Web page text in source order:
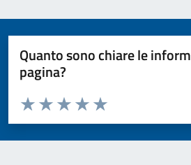
Quanto sono chiare le
pagina?
Valuta da 1 a 5 stelle la pagina
Valuta 5 stelle su 5
Valuta 4 stelle su 5
Valuta 3 stelle su 5
Valuta 2 stelle su 5
Valuta 1 stelle su 5